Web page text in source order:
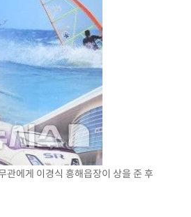
에게 이경식 흥해읍장이 상을 준 후